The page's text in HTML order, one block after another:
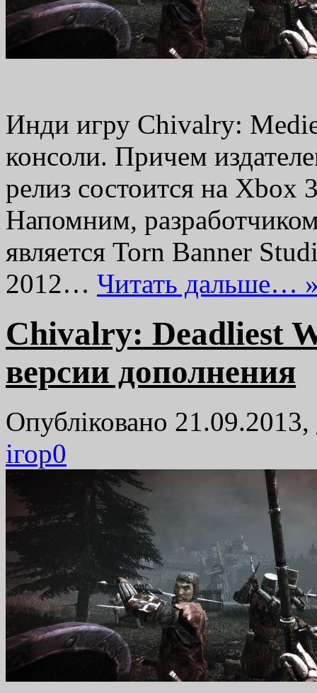
Инди игру Chivalry:
консоли. Причем
релиз состоится на Xbox
Напомним,
является Torn Banner
2012… Читать дальше…
Chivalry: Deadliest
версии дополнения
Опубліковано 21.09.2013,
ігор0